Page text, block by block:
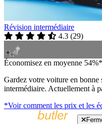
Révision intermédiaire
4.3 (29)
Économisez en moyenne 54%*
Gardez votre voiture en bonne
intermédiaire. Actuellement à
*Voir comment les prix et les